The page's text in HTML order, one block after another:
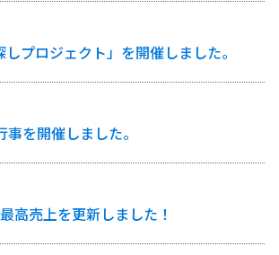
しプロジェクト」を開催しました。
を開催しました。
高売上を更新しました！